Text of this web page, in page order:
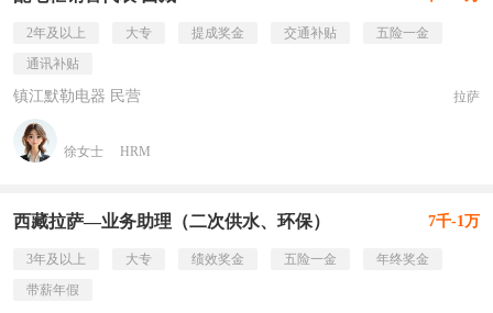
2年及以上 大专 提成奖金 交通补贴
五险一金
通讯补贴
镇江默勒电器 民营 拉萨
徐女士 HRM
西藏拉萨—业务助理（二次供水、环保） 7千-1万
3年及以上 大专 绩效奖金 五险一金
年终奖金
带薪年假